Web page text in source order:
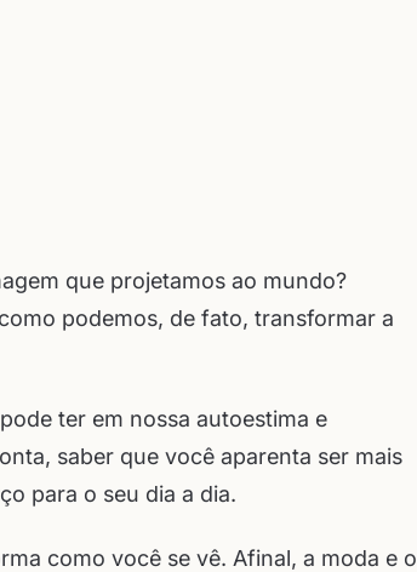
que projetamos ao mundo?
podemos, de fato, transformar a
ter em nossa autoestima e
saber que você aparenta ser mais
para o seu dia a dia.
como você se vê. Afinal, a moda e o